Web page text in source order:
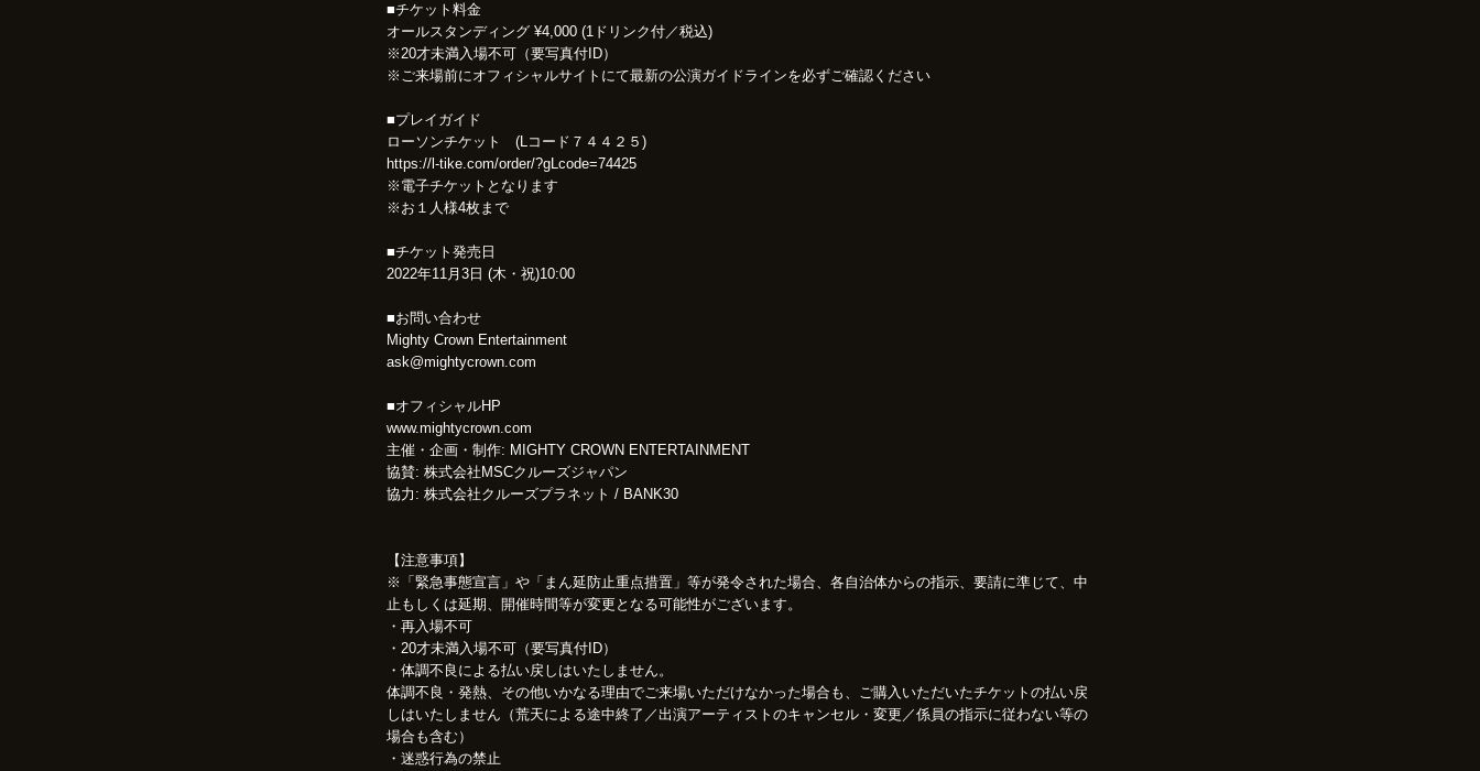
■チケット料金
オールスタンディング ¥4,000 (1ドリンク付／税込)
※20才未満入場不可（要写真付ID）
※ご来場前にオフィシャルサイトにて最新の公演ガイドラインを必ずご確認ください
■プレイガイド
ローソンチケット (Lコード７４４２５)
https://l-tike.com/order/?gLcode=74425
※電子チケットとなります
※お１人様4枚まで
■チケット発売日
2022年11月3日 (木・祝)10:00
■お問い合わせ
Mighty Crown Entertainment
ask@mightycrown.com
■オフィシャルHP
www.mightycrown.com
主催・企画・制作: MIGHTY CROWN ENTERTAINMENT
協賛: 株式会社MSCクルーズジャパン
協力: 株式会社クルーズプラネット / BANK30
【注意事項】
※「緊急事態宣言」や「まん延防止重点措置」等が発令された場合、各自治体からの指示、要請に準じて、中
止もしくは延期、開催時間等が変更となる可能性がございます。
・再入場不可
・20才未満入場不可（要写真付ID）
・体調不良による払い戻しはいたしません。
体調不良・発熱、その他いかなる理由でご来場いただけなかった場合も、ご購入いただいたチケットの払い戻
しはいたしません（荒天による途中終了／出演アーティストのキャンセル・変更／係員の指示に従わない等の
場合も含む）
・迷惑行為の禁止